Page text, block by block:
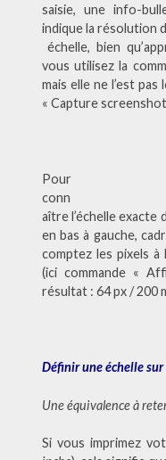
saisie, une info-
indique la résolution
échelle, bien
vous utilisez la
mais elle ne l’est
« Capture
Pour
conn
aître l’échelle exacte
en bas à gauche,
comptez les pixels à
(ici commande «
résultat : 64 px / 200
Définir une échelle
Une équivalence à
Si vous imprimez